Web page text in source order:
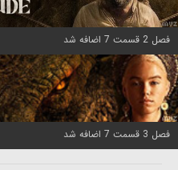
فصل 2 قسمت 7 اضافه شد
فصل 3 قسمت 7 اضافه شد